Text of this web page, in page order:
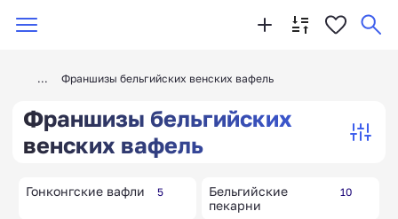
Франшизы бельгийских венских вафель
Франшизы бельгийских
венских вафель
Гонконгские вафли 5
Бельгийские
пекарни
10